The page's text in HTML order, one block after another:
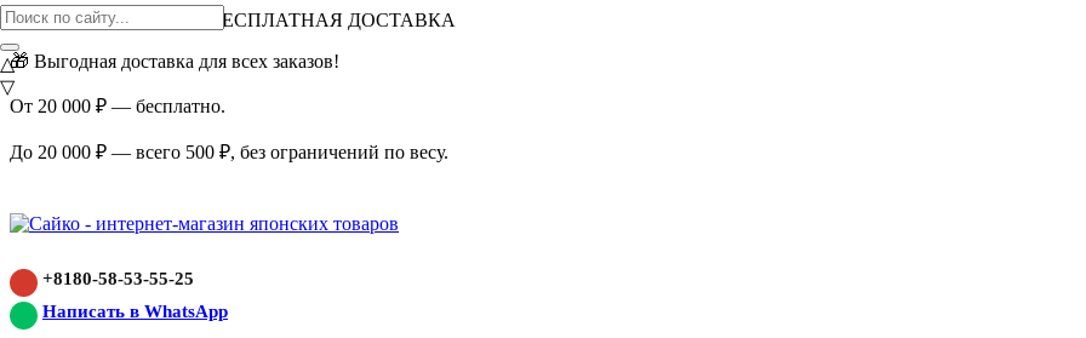
ВНИМАНИЕ АКЦИЯ!
БЕСПЛАТНАЯ ДОСТАВКА
🎁 Выгодная доставка для всех заказов!
От 20 000 ₽ — бесплатно.
До 20 000 ₽ — всего 500 ₽, без ограничений по весу.
+8180-58-53-55-25
Написать в WhatsApp
△
▽